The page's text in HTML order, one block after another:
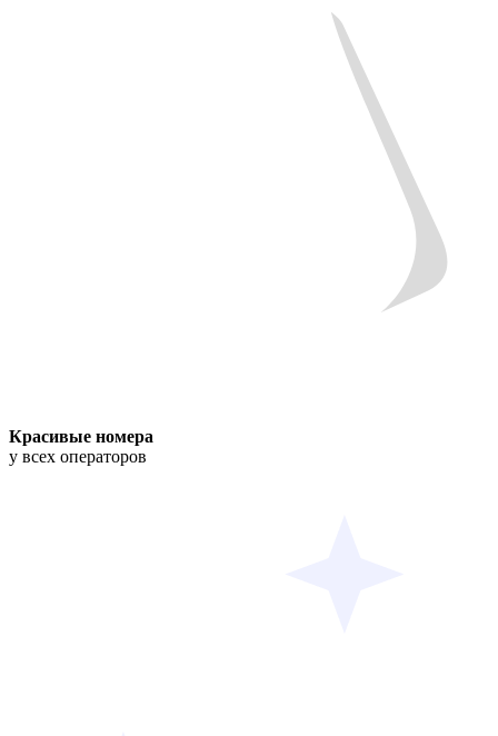
Красивые номера
у всех операторов